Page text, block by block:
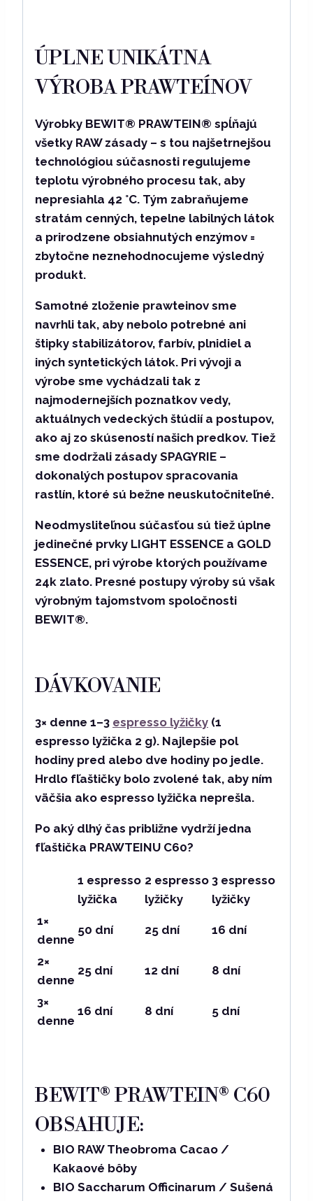
ÚPLNE UNIKÁTNA
VÝROBA PRAWTEÍNOV
Výrobky BEWIT® PRAWTEIN® spĺňajú
všetky RAW zásady – s tou najšetrnejšou
technológiou súčasnosti regulujeme
teplotu výrobného procesu tak, aby
nepresiahla 42 °C. Tým zabraňujeme
stratám cenných, tepelne labilných látok
a prirodzene obsiahnutých enzýmov =
zbytočne neznehodnocujeme výsledný
produkt.
Samotné zloženie prawteinov sme
navrhli tak, aby nebolo potrebné ani
štipky stabilizátorov, farbív, plnidiel a
iných syntetických látok. Pri vývoji a
výrobe sme vychádzali tak z
najmodernejších poznatkov vedy,
aktuálnych vedeckých štúdií a postupov,
ako aj zo skúseností našich predkov. Tiež
sme dodržali zásady SPAGYRIE –
dokonalých postupov spracovania
rastlín, ktoré sú bežne neuskutočniteľné.
Neodmysliteľnou súčasťou sú tiež úplne
jedinečné prvky LIGHT ESSENCE a GOLD
ESSENCE, pri výrobe ktorých používame
24k zlato. Presné postupy výroby sú však
výrobným tajomstvom spoločnosti
BEWIT®.
DÁVKOVANIE
3× denne 1–3 espresso lyžičky (1
espresso lyžička 2 g). Najlepšie pol
hodiny pred alebo dve hodiny po jedle.
Hrdlo fľaštičky bolo zvolené tak, aby ním
väčšia ako espresso lyžička neprešla.
Po aký dlhý čas približne vydrží jedna
fľaštička PRAWTEINU C60?
1 espresso
lyžička
2 espresso
lyžičky
3 espresso
lyžičky
1×
denne
50 dní 25 dní 16 dní
2×
denne
25 dní 12 dní 8 dní
3×
denne
16 dní 8 dní 5 dní
BEWIT® PRAWTEIN® C60
OBSAHUJE:
BIO RAW Theobroma Cacao /
Kakaové bôby
BIO Saccharum Officinarum / Sušená